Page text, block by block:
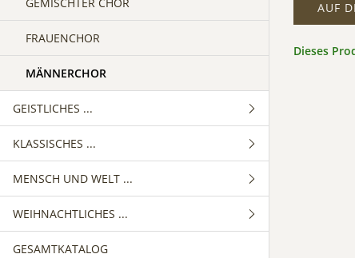
FRAUENCHOR
MÄNNERCHOR
GEISTLICHES ...
GEMISCHTER CHOR
FRAUENCHOR
MÄNNERCHOR
KLASSISCHES ...
GEMISCHTER CHOR
FRAUENCHOR
MÄNNERCHOR
MENSCH UND WELT ...
GEMISCHTER CHOR
FRAUENCHOR
WEIHNACHTLICHES ...
GEMISCHTER CHOR
GESAMTKATALOG
AUF
Dieses